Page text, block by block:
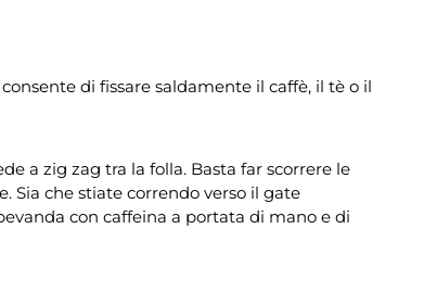
di fissare saldamente il caffè, il tè o il
a zig zag tra la folla. Basta far scorrere le
Sia che stiate correndo verso il gate
con caffeina a portata di mano e di